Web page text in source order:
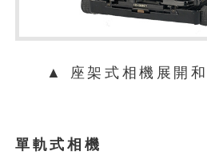
▲ 座架式相機展開和
單軌式相機